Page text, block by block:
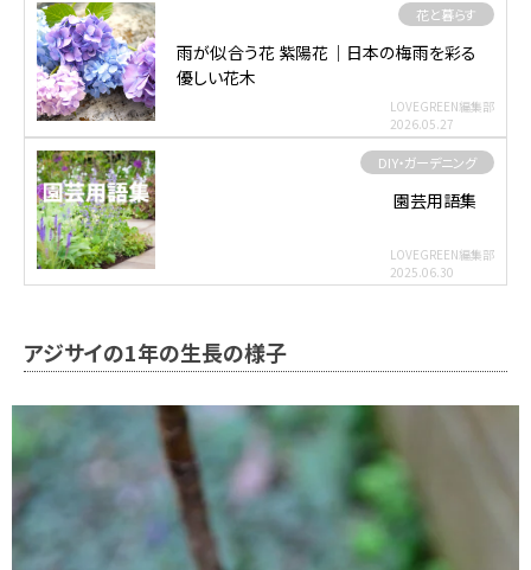
花と暮らす
雨が似合う花 紫陽花｜日本の梅雨を彩る
優しい花木
LOVEGREEN編集部
2026.05.27
DIY・ガーデニング
園芸用語集
LOVEGREEN編集部
2025.06.30
アジサイの1年の生長の様子